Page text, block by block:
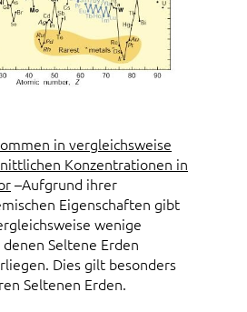
in vergleichsweise
Konzentrationen in
–Aufgrund ihrer
Eigenschaften gibt
wenige
Seltene Erden
Dies gilt besonders
Seltenen Erden.